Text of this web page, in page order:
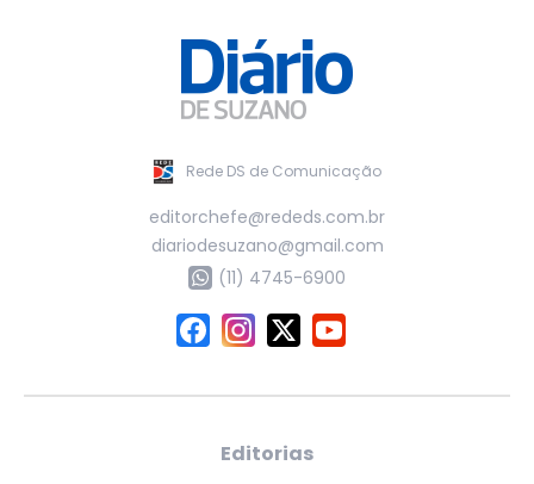
Rede DS de Comunicação
editorchefe@rededs.com.br
diariodesuzano@gmail.com
(11) 4745-6900
Editorias